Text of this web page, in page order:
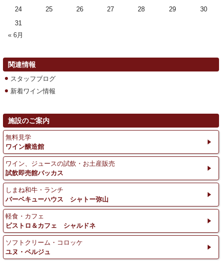
« 6月
24
25 26 27 28 29
30
31
関連情報
スタッフブログ
新着ワイン情報
施設のご案内
無料見学
ワイン醸造館
ワイン、ジュースの試飲・お土産販売
試飲即売館バッカス
しまね和牛・ランチ
バーベキューハウス シャトー弥山
軽食・カフェ
ビストロ＆カフェ シャルドネ
ソフトクリーム・コロッケ
ユヌ・ベルジュ